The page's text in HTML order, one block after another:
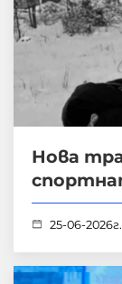
Нова
25-06-2026г.